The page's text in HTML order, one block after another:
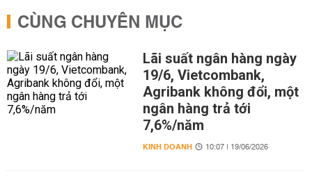
CÙNG CHUYÊN MỤC
Lãi suất ngân hàng ngày
19/6, Vietcombank,
Agribank không đổi, một
ngân hàng trả tới
7,6%/năm
KINH DOANH 10:07 | 19/06/2026